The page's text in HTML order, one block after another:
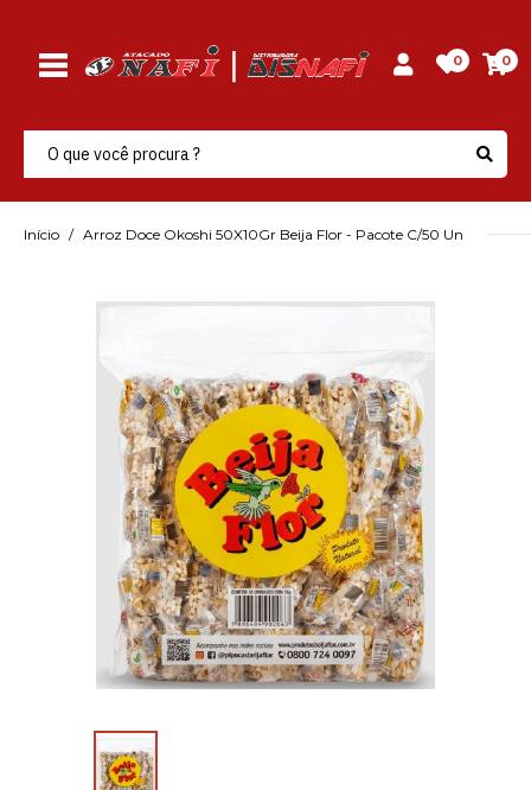
0 0
Início Arroz Doce Okoshi 50X10Gr Beija Flor - Pacote C/50 Un